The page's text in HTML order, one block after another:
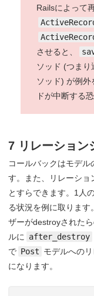
Railsによって
させると、
ソッド (つまり
ソッド) が例
ドが中断する
7 リレーション
コールバックはモデル
す。また、リレーショ
とすらできます。1人
る状況を例に取りま
ザーがdestroyされた
ルに after_destroy
で Post モデルへの
になります。